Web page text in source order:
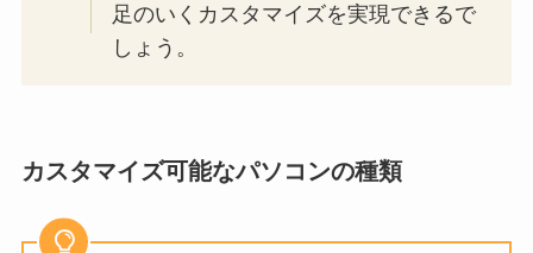
足のいくカスタマイズを実現できるで
しょう。
カスタマイズ可能なパソコンの種類